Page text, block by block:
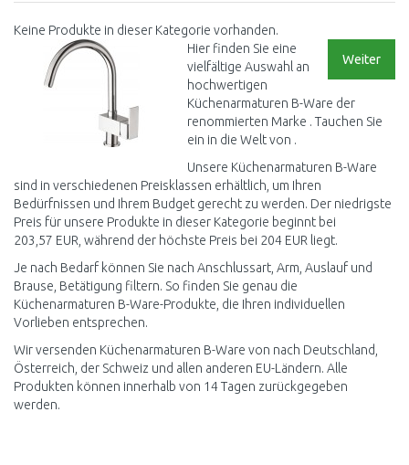
Keine Produkte in dieser Kategorie vorhanden.
Weiter
Hier finden Sie eine
vielfältige Auswahl an
hochwertigen
Küchenarmaturen B-Ware der
renommierten Marke . Tauchen Sie
ein in die Welt von .
Unsere Küchenarmaturen B-Ware
sind in verschiedenen Preisklassen erhältlich, um Ihren
Bedürfnissen und Ihrem Budget gerecht zu werden. Der niedrigste
Preis für unsere Produkte in dieser Kategorie beginnt bei
203,57 EUR, während der höchste Preis bei 204 EUR liegt.
Je nach Bedarf können Sie nach Anschlussart, Arm, Auslauf und
Brause, Betätigung filtern. So finden Sie genau die
Küchenarmaturen B-Ware-Produkte, die Ihren individuellen
Vorlieben entsprechen.
Wir versenden Küchenarmaturen B-Ware von nach Deutschland,
Österreich, der Schweiz und allen anderen EU-Ländern. Alle
Produkten können innerhalb von 14 Tagen zurückgegeben
werden.